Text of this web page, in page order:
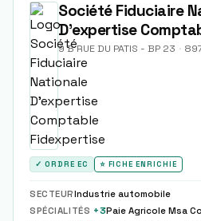
Société Fiduciaire
D'expertise
9 B RUE DU PATIS - BP 23 ·
✓ ORDRE EC ⭐ FICHE ENRICHIE
SECTEURIndustrie automobile
SPÉCIALITÉS +3